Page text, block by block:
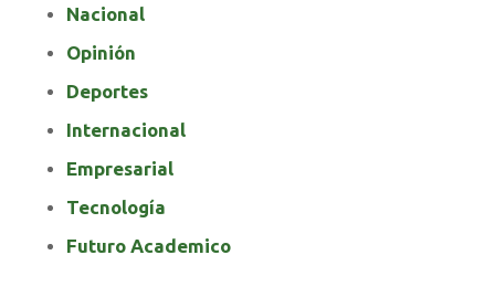
Nacional
Opinión
Deportes
Internacional
Empresarial
Tecnología
Futuro Academico